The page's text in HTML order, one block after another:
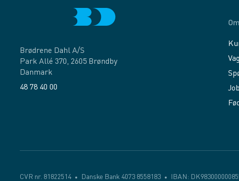
Brødrene Dahl A/S
Park Allé 370, 2605 Brøndby
Danmark
48 78 40 00
CVR nr. 81822514 Danske Bank 4073 8558183 IBAN: